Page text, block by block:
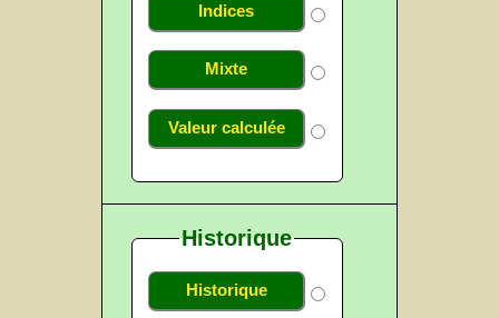
Indices
Mixte
Valeur calculée
Historique
Historique